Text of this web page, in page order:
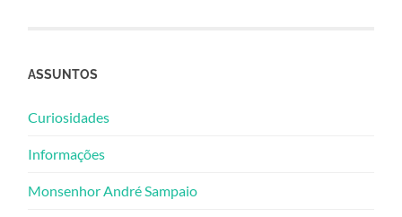
ASSUNTOS
Curiosidades
Informações
Monsenhor André Sampaio